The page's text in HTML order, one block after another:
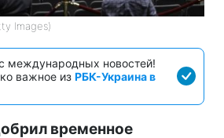
Images)
международных новостей!
важное из РБК-Украина в
временное